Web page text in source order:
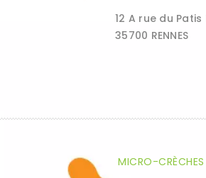
12 A rue du
35700 RENNES
MICRO-CRÈCHES